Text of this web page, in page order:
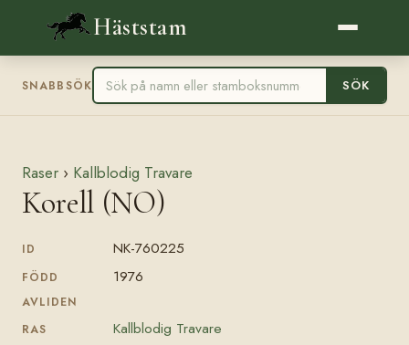
Häststam
SNABBSÖK SÖK
Raser › Kallblodig Travare
Korell (NO)
ID NK-760225
FÖDD 1976
AVLIDEN
RAS
Kallblodig Travare